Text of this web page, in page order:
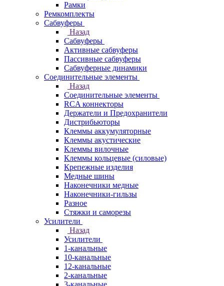
Рамки
Ремкомплекты
Сабвуферы
Назад
Сабвуферы
Активные сабвуферы
Пассивные сабвуферы
Сабвуферные динамики
Соединительные элементы
Назад
Соединительные элементы
RCA коннекторы
Держатели и Предохранители
Дистрибьюторы
Клеммы аккумуляторные
Клеммы акустические
Клеммы вилочные
Клеммы кольцевые (силовые)
Крепежные изделия
Медные шины
Наконечники медные
Наконечники-гильзы
Разное
Стяжки и саморезы
Усилители
Назад
Усилители
1-канальные
10-канальные
12-канальные
2-канальные
3-канальные